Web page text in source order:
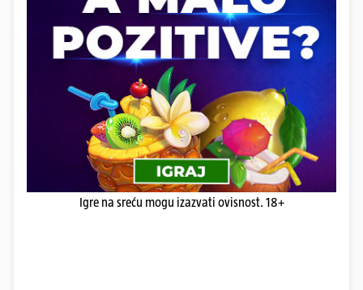
Igre na sreću mogu izazvati ovisnost. 18+